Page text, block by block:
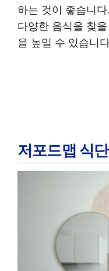
하는 것이 좋습니
다양한 음식을 찾
을 높일 수 있습니
저포드맵 식